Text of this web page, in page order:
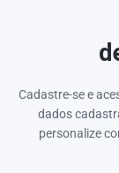
Cadastre-se e
dados
personalize